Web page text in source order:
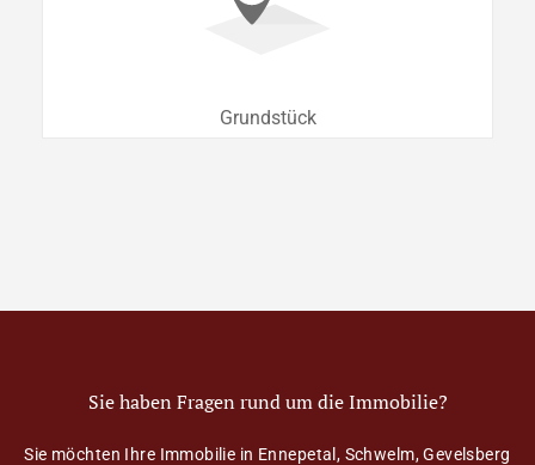
Grundstück
Sie haben Fragen rund um die Immobilie?
Sie möchten Ihre Immobilie in Ennepetal, Schwelm, Gevelsberg